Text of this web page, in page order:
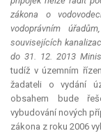
zákona o
vodoprávním
souvisejících
do 31. 12. 2013
tudíž v územním
žadateli o vydání
obsahem bude
vybudování nových
zákona z roku 2006